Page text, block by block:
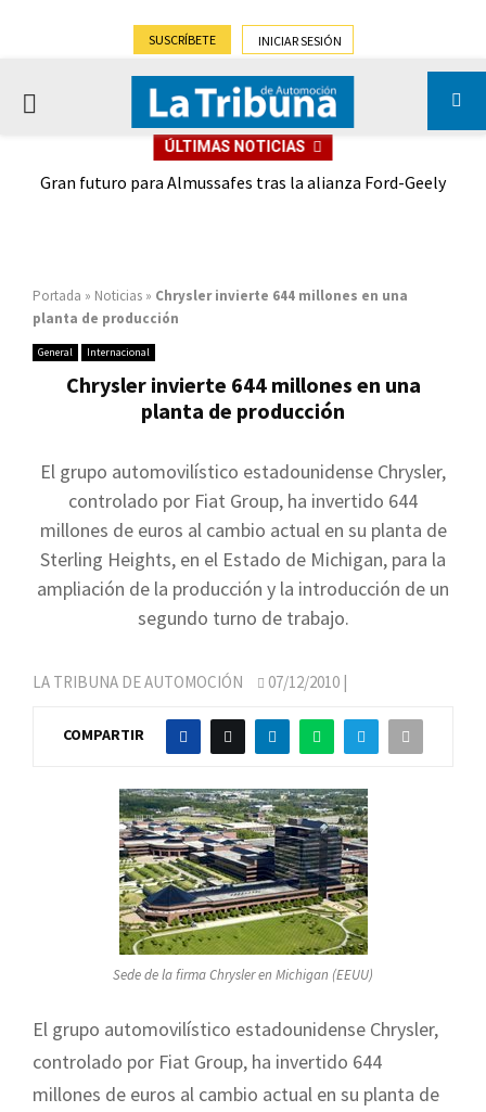
SUSCRÍBETE INICIAR SESIÓN
PRIMARY
ÚLTIMAS NOTICIAS
Gran futuro para Almussafes tras la alianza Ford-Geely
Portada » Noticias » Chrysler invierte 644 millones en una
planta de producción
General Internacional
Chrysler invierte 644 millones en una
planta de producción
El grupo automovilístico estadounidense Chrysler,
controlado por Fiat Group, ha invertido 644
millones de euros al cambio actual en su planta de
Sterling Heights, en el Estado de Michigan, para la
ampliación de la producción y la introducción de un
segundo turno de trabajo.
LA TRIBUNA DE AUTOMOCIÓN 07/12/2010 |
COMPARTIR
Sede de la firma Chrysler en Michigan (EEUU)
El grupo automovilístico estadounidense Chrysler,
controlado por Fiat Group, ha invertido 644
millones de euros al cambio actual en su planta de